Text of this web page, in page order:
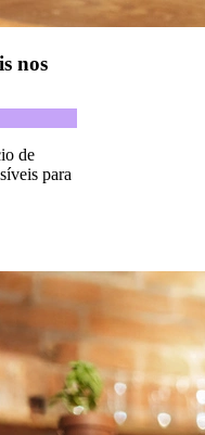
nos
de
para